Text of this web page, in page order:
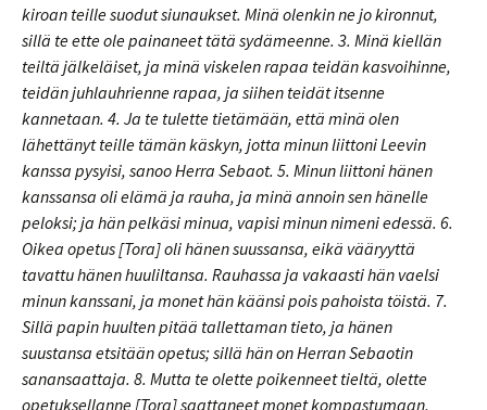
kiroan teille suodut siunaukset. Minä olenkin ne jo kironnut,
sillä te ette ole painaneet tätä sydämeenne. 3. Minä kiellän
teiltä jälkeläiset, ja minä viskelen rapaa teidän kasvoihinne,
teidän juhlauhrienne rapaa, ja siihen teidät itsenne
kannetaan. 4. Ja te tulette tietämään, että minä olen
lähettänyt teille tämän käskyn, jotta minun liittoni Leevin
kanssa pysyisi, sanoo Herra Sebaot. 5. Minun liittoni hänen
kanssansa oli elämä ja rauha, ja minä annoin sen hänelle
peloksi; ja hän pelkäsi minua, vapisi minun nimeni edessä. 6.
Oikea opetus [Tora] oli hänen suussansa, eikä vääryyttä
tavattu hänen huuliltansa. Rauhassa ja vakaasti hän vaelsi
minun kanssani, ja monet hän käänsi pois pahoista töistä. 7.
Sillä papin huulten pitää tallettaman tieto, ja hänen
suustansa etsitään opetus; sillä hän on Herran Sebaotin
sanansaattaja. 8. Mutta te olette poikenneet tieltä, olette
opetuksellanne [Tora] saattaneet monet kompastumaan,